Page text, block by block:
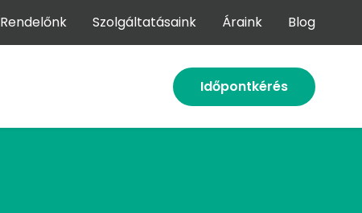
Rendelőnk Szolgáltatásaink Áraink Blog
Időpontkérés